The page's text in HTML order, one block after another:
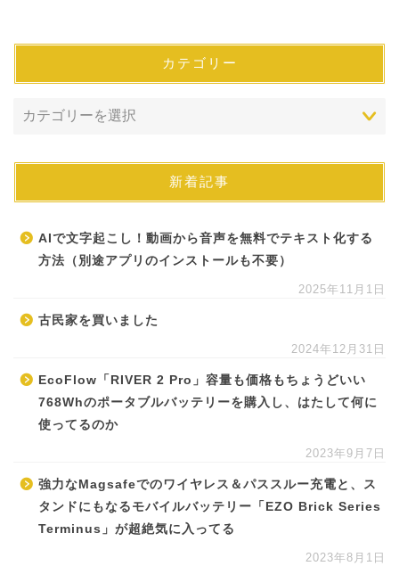
カテゴリー
新着記事
AIで文字起こし！動画から音声を無料でテキスト化する
方法（別途アプリのインストールも不要）
2025年11月1日
古民家を買いました
2024年12月31日
EcoFlow「RIVER 2 Pro」容量も価格もちょうどいい
768Whのポータブルバッテリーを購入し、はたして何に
使ってるのか
2023年9月7日
強力なMagsafeでのワイヤレス＆パススルー充電と、ス
タンドにもなるモバイルバッテリー「EZO Brick Series
Terminus」が超絶気に入ってる
2023年8月1日